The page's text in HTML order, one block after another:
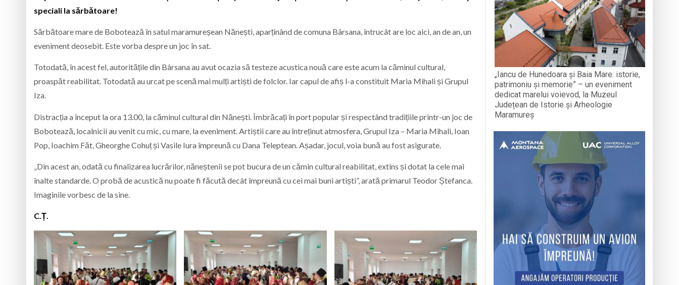
speciali la sărbătoare!
Sărbătoare mare de Bobotează în satul maramureșean Nănești, aparținând de comuna Bârsana, întrucât are loc aici, an de an, un
eveniment deosebit. Este vorba despre un joc în sat.
Totodată, în acest fel, autoritățile din Bârsana au avut ocazia să testeze acustica nouă care este acum la căminul cultural,
proaspăt reabilitat. Totodată au urcat pe scenă mai mulți artiști de folclor. Iar capul de afiș l-a constituit Maria Mihali și Grupul
Iza.
Distracția a început la ora 13.00, la căminul cultural din Nănești. Îmbrăcați în port popular și respectând tradițiile printr-un joc de
Bobotează, localnicii au venit cu mic, cu mare, la eveniment. Artiștii care au întreținut atmosfera, Grupul Iza – Maria Mihali, Ioan
Pop, Ioachim Făt, Gheorghe Cohuț și Vasile Iura împreună cu Dana Teleptean. Așadar, jocul, voia bună au fost asigurate.
„Din acest an, odată cu finalizarea lucrărilor, năneștenii se pot bucura de un cămin cultural reabilitat, extins și dotat la cele mai
înalte standarde. O probă de acustică nu poate fi făcută decât împreună cu cei mai buni artiști”, arată primarul Teodor Ștefanca.
Imaginile vorbesc de la sine.
C.Ț.
„Iancu de Hunedoara și Baia Mare: istorie,
patrimoniu și memorie” – un eveniment
dedicat marelui voievod, la Muzeul
Județean de Istorie și Arheologie
Maramureș